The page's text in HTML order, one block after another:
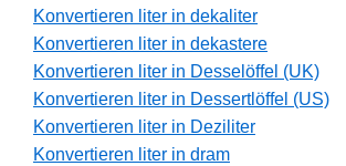
Konvertieren liter in dekaliter
Konvertieren liter in dekastere
Konvertieren liter in Desselöffel (UK)
Konvertieren liter in Dessertlöffel (US)
Konvertieren liter in Deziliter
Konvertieren liter in dram